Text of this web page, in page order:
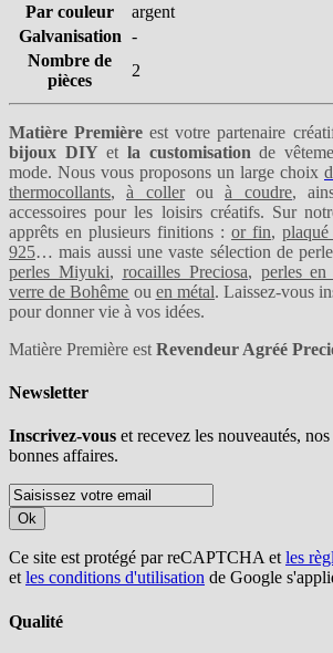
Par couleur
argent
Galvanisation -
Nombre de
pièces
2
Matière Première est votre partenaire
bijoux DIY etla customisation de
mode. Nous vous proposons un large choix
thermocollants,à collerouà coudre,
accessoires pour les loisirs créatifs. Sur
apprêts en plusieurs finitions : or fin,
925… mais aussi une vaste sélection de
perles Miyuki, rocailles Preciosa, perles en
verre de Bohême ou en métal. Laissez-vous
pour donner vie à vos idées.
Matière Première est Revendeur Agréé
Newsletter
Inscrivez-vous et recevez les nouveautés,
bonnes affaires.
Ok
Ce site est protégé par reCAPTCHA etles
etles conditions d'utilisation de Google
Qualité